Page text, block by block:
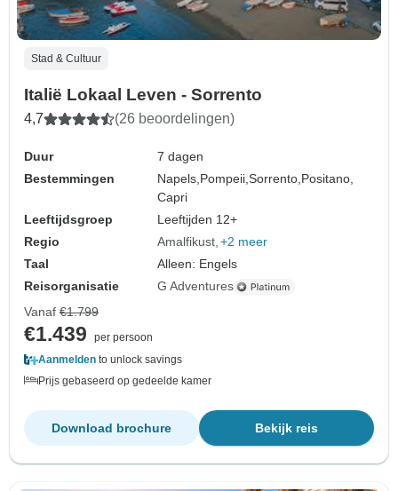
Stad & Cultuur
Italië Lokaal Leven - Sorrento
4,7 (26 beoordelingen)
Duur
7 dagen
Bestemmingen
Napels, Pompeii,Sorrento, Positano,
Capri
Leeftijdsgroep
Leeftijden 12+
Regio
Amalfikust +2 meer
Taal
Alleen: Engels
Reisorganisatie
G Adventures
Vanaf €1.799
€1.439
per persoon
Aanmelden to unlock savings
Prijs gebaseerd op gedeelde kamer
Bekijk reis
Download brochure